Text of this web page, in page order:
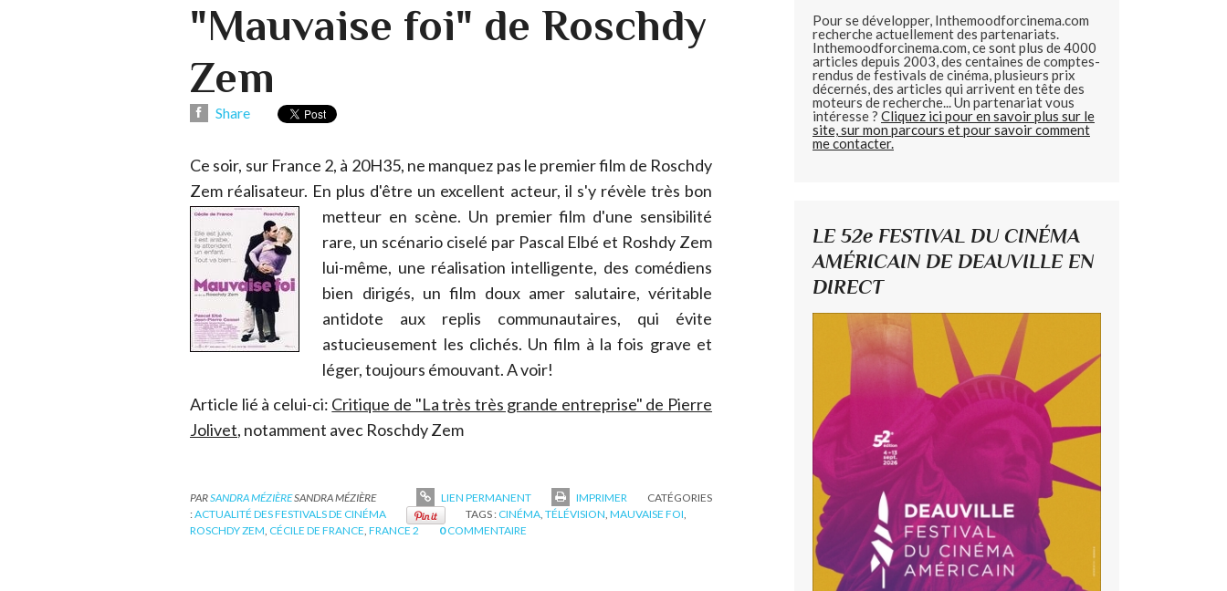
"Mauvaise foi" de Roschdy
Zem
Share
Ce soir, sur France 2, à 20H35, ne manquez pas le premier film de Roschdy
Zem réalisateur. En plus d'être un excellent acteur, il s'y révèle très bon
metteur en scène. Un premier film d'une sensibilité
rare, un scénario ciselé par Pascal Elbé et Roshdy Zem
lui-même, une réalisation intelligente, des comédiens
bien dirigés, un film doux amer salutaire, véritable
antidote aux replis communautaires, qui évite
astucieusement les clichés. Un film à la fois grave et
léger, toujours émouvant. A voir!
Article lié à celui-ci: Critique de "La très très grande entreprise" de Pierre
Jolivet, notamment avec Roschdy Zem
PARSANDRA MÉZIÈRESANDRA MÉZIÈRE LIEN PERMANENT IMPRIMER
CATÉGORIES
:ACTUALITÉ DES FESTIVALS DE CINÉMA TAGS : CINÉMA, TÉLÉVISION, MAUVAISE FOI,
ROSCHDY ZEM CÉCILE DE FRANCE FRANCE 2 0 COMMENTAIRE
Pour se développer, Inthemoodforcinema.com
recherche actuellement des partenariats.
Inthemoodforcinema.com, ce sont plus de 4000
articles depuis 2003, des centaines de comptes-
rendus de festivals de cinéma, plusieurs prix
décernés, des articles qui arrivent en tête des
moteurs de recherche... Un partenariat vous
intéresse ? Cliquez ici pour en savoir plus sur le
site, sur mon parcours et pour savoir comment
me contacter.
LE 52e FESTIVAL DU CINÉMA
AMÉRICAIN DE DEAUVILLE EN
DIRECT